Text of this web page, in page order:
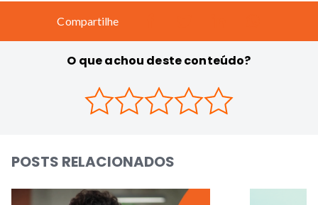
Compartilhe
O que achou deste conteúdo?
POSTS RELACIONADOS